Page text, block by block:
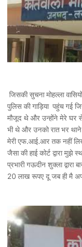
जिसकी सुचना मोहल्ला
पुलिस की गाड़िया पहुंच गई
मौजूद थे और उन्होंने मेरे घर
भी थे और उनको रात भर
मेरी एफ.आई.आर तक नहीं
जैसा की हाई कोर्ट द्वारा मुझे
प्रभारी गऊदीन शुक्ला द्वारा
20 लाख रूपए दू जब ही मै